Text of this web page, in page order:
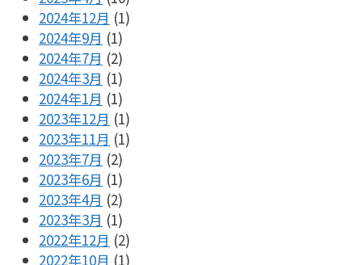
2024年12月 (1)
2024年9月 (1)
2024年7月 (2)
2024年3月 (1)
2024年1月 (1)
2023年12月 (1)
2023年11月 (1)
2023年7月 (2)
2023年6月 (1)
2023年4月 (2)
2023年3月 (1)
2022年12月 (2)
2022年10月 (1)